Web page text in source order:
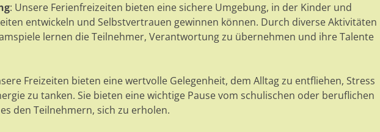
: Unsere Ferienfreizeiten bieten eine sichere Umgebung, in der Kinder und
entwickeln und Selbstvertrauen gewinnen können. Durch diverse Aktivitäten
lernen die Teilnehmer, Verantwortung zu übernehmen und ihre Talente
Freizeiten bieten eine wertvolle Gelegenheit, dem Alltag zu entfliehen, Stress
zu tanken. Sie bieten eine wichtige Pause vom schulischen oder beruflichen
den Teilnehmern, sich zu erholen.